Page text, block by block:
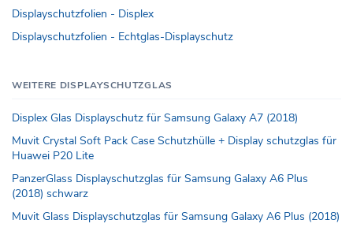
Displayschutzfolien - Displex
Displayschutzfolien - Echtglas-Displayschutz
WEITERE DISPLAYSCHUTZGLAS
Displex Glas Displayschutz für Samsung Galaxy A7 (2018)
Muvit Crystal Soft Pack Case Schutzhülle + Display schutzglas für
Huawei P20 Lite
PanzerGlass Displayschutzglas für Samsung Galaxy A6 Plus
(2018) schwarz
Muvit Glass Displayschutzglas für Samsung Galaxy A6 Plus (2018)